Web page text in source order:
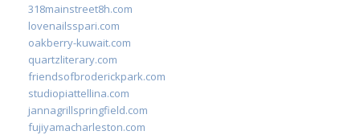
318mainstreet8h.com
lovenailsspari.com
oakberry-kuwait.com
quartzliterary.com
friendsofbroderickpark.com
studiopiattellina.com
jannagrillspringfield.com
fujiyamacharleston.com